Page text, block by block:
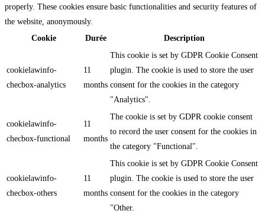
properly. These cookies ensure basic functionalities and security features of
the website, anonymously.
Cookie
Durée Description
cookielawinfo-
checbox-analytics
11
months
This cookie is set by GDPR Cookie Consent
plugin. The cookie is used to store the user
consent for the cookies in the category
"Analytics".
cookielawinfo-
checbox-functional
11
months
The cookie is set by GDPR cookie consent
to record the user consent for the cookies in
the category "Functional".
cookielawinfo-
checbox-others
11
months
This cookie is set by GDPR Cookie Consent
plugin. The cookie is used to store the user
consent for the cookies in the category
"Other.